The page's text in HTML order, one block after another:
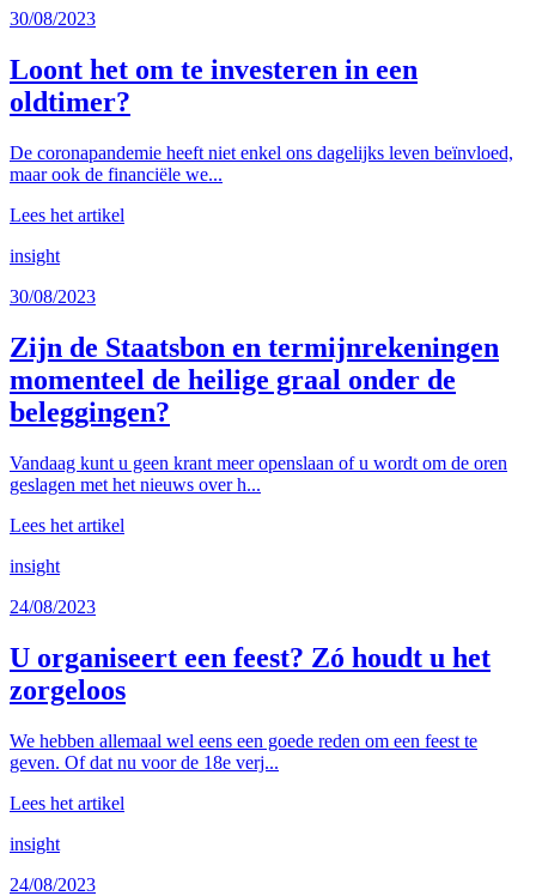
30/08/2023
Loont het om te investeren in een
oldtimer?
De coronapandemie heeft niet enkel ons dagelijks leven beïnvloed,
maar ook de financiële we...
Lees het artikel
insight
30/08/2023
Zijn de Staatsbon en termijnrekeningen
momenteel de heilige graal onder de
beleggingen?
Vandaag kunt u geen krant meer openslaan of u wordt om de oren
geslagen met het nieuws over h...
Lees het artikel
insight
24/08/2023
U organiseert een feest? Zó houdt u het
zorgeloos
We hebben allemaal wel eens een goede reden om een feest te
geven. Of dat nu voor de 18e verj...
Lees het artikel
insight
24/08/2023